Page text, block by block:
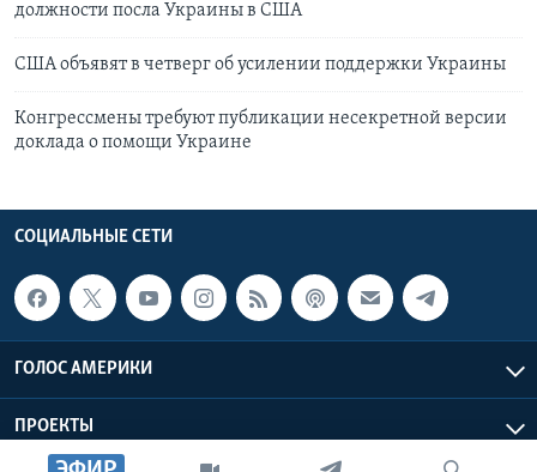
должности посла Украины в США
США объявят в четверг об усилении поддержки Украины
Конгрессмены требуют публикации несекретной версии
доклада о помощи Украине
СОЦИАЛЬНЫЕ СЕТИ
ГОЛОС АМЕРИКИ
ПРОЕКТЫ